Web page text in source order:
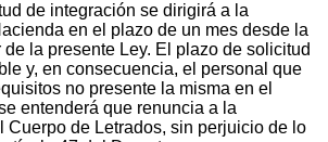
de integración se dirigirá a la
en el plazo de un mes desde la
la presente Ley. El plazo de solicitud
y, en consecuencia, el personal que
no presente la misma en el
entenderá que renuncia a la
Cuerpo de Letrados, sin perjuicio de lo